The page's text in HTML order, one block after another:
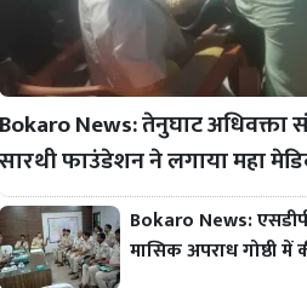
News: तेनुघाट अधिवक्ता
फाउंडेशन ने लगाया महा
Bokaro News:
मासिक अपराध गोष्ठी में